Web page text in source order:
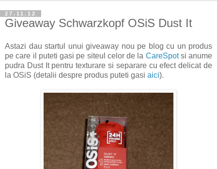
27.11.12
Giveaway Schwarzkopf OSiS Dust It
Astazi dau startul unui giveaway nou pe blog cu un produs
pe care il puteti gasi pe siteul celor de la CareSpotsi anume
pudra Dust It pentru texturare si separare cu efect delicat de
la OSiS (detalii despre produs puteti gasi aici).